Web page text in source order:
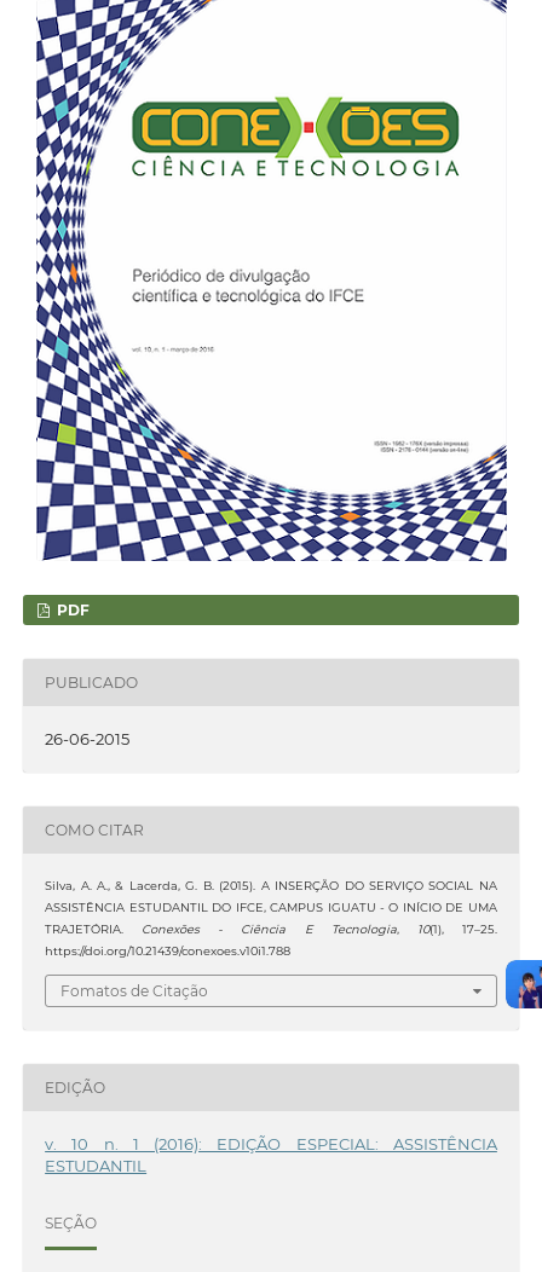
PDF
PUBLICADO
26-06-2015
COMO CITAR
Silva, A. A., & Lacerda, G. B. (2015). A INSERÇÃO DO SERVIÇO SOCIAL NA
ASSISTÊNCIA ESTUDANTIL DO IFCE, CAMPUS IGUATU - O INÍCIO DE UMA
TRAJETÓRIA. Conexões - Ciência E Tecnologia, 10(1), 17–25.
https://doi.org/10.21439/conexoes.v10i1.788
Fomatos de Citação
EDIÇÃO
v. 10 n. 1 (2016): EDIÇÃO ESPECIAL: ASSISTÊNCIA
ESTUDANTIL
SEÇÃO